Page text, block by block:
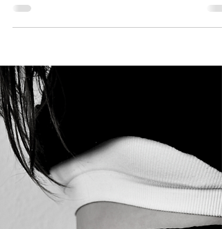
entscheidenden
Innerhalb weniger Monate haben
die USA und die EU regulatorisch
nachgezogen: Nicotinamid-Mononukleotid
(NMN), einer der meistdiskutierten
Longevity-Wirkstoffe, wird in immer mehr
Ländern als sicheres
Nahrungsergänzungsmittel anerkannt. Für
AVEA Life, die Schweizer Longevity-Marke,
ist genau dieser Moment der Anlass, das
eigene Qualitätsversprechen ins Zentrum zu